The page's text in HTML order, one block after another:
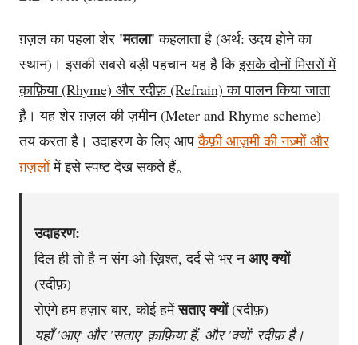
ग़ज़ल का पहला शेर 'मतला' कहलाता है (अर्थ: उदय होने का
स्थान)। इसकी सबसे बड़ी पहचान यह है किइसके दोनों मिसरों में
क़ाफ़िया (Rhyme) और रदीफ़ (Refrain) का पालन किया जाता
है । यह शेर ग़ज़ल की ज़मीन (Meter and Rhyme scheme)
तय करता है। उदाहरण के लिए आपकैफ़ी आज़मी की नज़्मों और
ग़ज़लोंमें इसे स्पष्ट देख सकते हैं。
उदाहरण:
दिल ही तो है न संग-ओ-ख़िश्त, दर्द से भर नआए क्यों
(रदीफ़)
रोएंगे हम हज़ार बार, कोई हमेंसताए क्यों(रदीफ़)
यहाँ 'आए' और 'सताए' क़ाफ़िया हैं, और 'क्यों' रदीफ़ है।